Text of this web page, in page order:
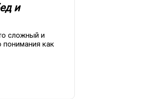
и
сложный и
понимания как